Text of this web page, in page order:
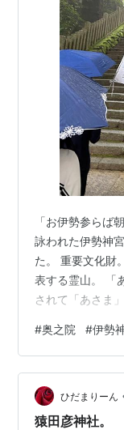
「お伊勢参らば
詠われた伊勢神
た。 重要文化財
表する霊山。 「
されて「あさま
して霧も出てい
ないかと思うよ
が出ていてよか
た。
#奥之院 #伊勢
ひだまりーん
猿田彦神社。